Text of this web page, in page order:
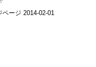
ージ 2014-02-01